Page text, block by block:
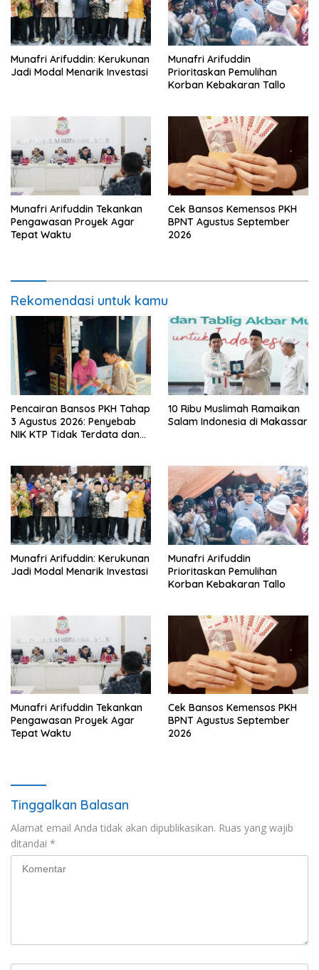
Munafri Arifuddin: Kerukunan
Jadi Modal Menarik Investasi
Munafri Arifuddin
Prioritaskan Pemulihan
Korban Kebakaran Tallo
Munafri Arifuddin Tekankan
Pengawasan Proyek Agar
Tepat Waktu
Cek Bansos Kemensos PKH
BPNT Agustus September
2026
Rekomendasi untuk kamu
Pencairan Bansos PKH Tahap
3 Agustus 2026: Penyebab
NIK KTP Tidak Terdata dan
10 Ribu Muslimah Ramaikan
Salam Indonesia di Makassar
Munafri Arifuddin: Kerukunan
Jadi Modal Menarik Investasi
Munafri Arifuddin
Prioritaskan Pemulihan
Korban Kebakaran Tallo
Munafri Arifuddin Tekankan
Pengawasan Proyek Agar
Tepat Waktu
Cek Bansos Kemensos PKH
BPNT Agustus September
2026
Tinggalkan Balasan
Alamat email Anda tidak akan dipublikasikan. Ruas yang wajib
ditandai *